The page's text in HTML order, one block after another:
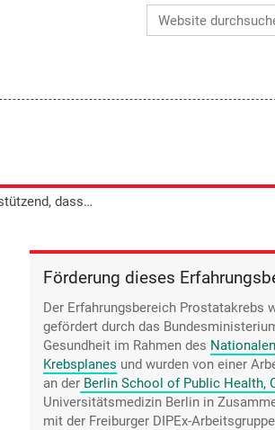
Erweiterte Suche…
Für Alfred Brandt ist es unterstützend, dass man durch den PSA-Wert kontrollieren kann, wo man steht.
Förderung dieses
Der Erfahrungsbereich Prostatakrebs
gefördert durch das
Gesundheit im Rahmen des Nationalen
Krebsplanes und wurden von einer
an der Berlin School of Public Health,
Universitätsmedizin Berlin in
mit der Freiburger DIPEx-Arbeitsgruppe